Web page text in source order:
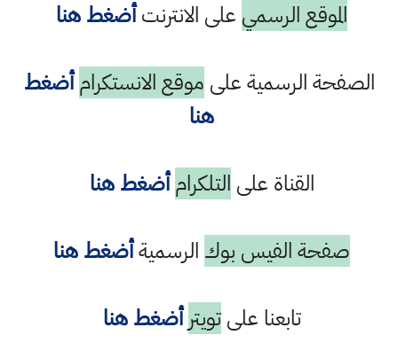
الموقع الرسمي على الانترنتأضغط هنا
الصفحة الرسمية على موقع الانستكرام أضغط
هنا
القناة على التلكرام أضغط هنا
صفحة الفيس بوك الرسميةأضغط هنا
تابعنا علىتويتر أضغط هنا